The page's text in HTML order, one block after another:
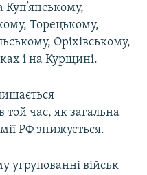
Куп’янському,
Торецькому,
Оріхівському,
і на Курщині.
час, як загальна
РФ знижується.
угрупованні військ